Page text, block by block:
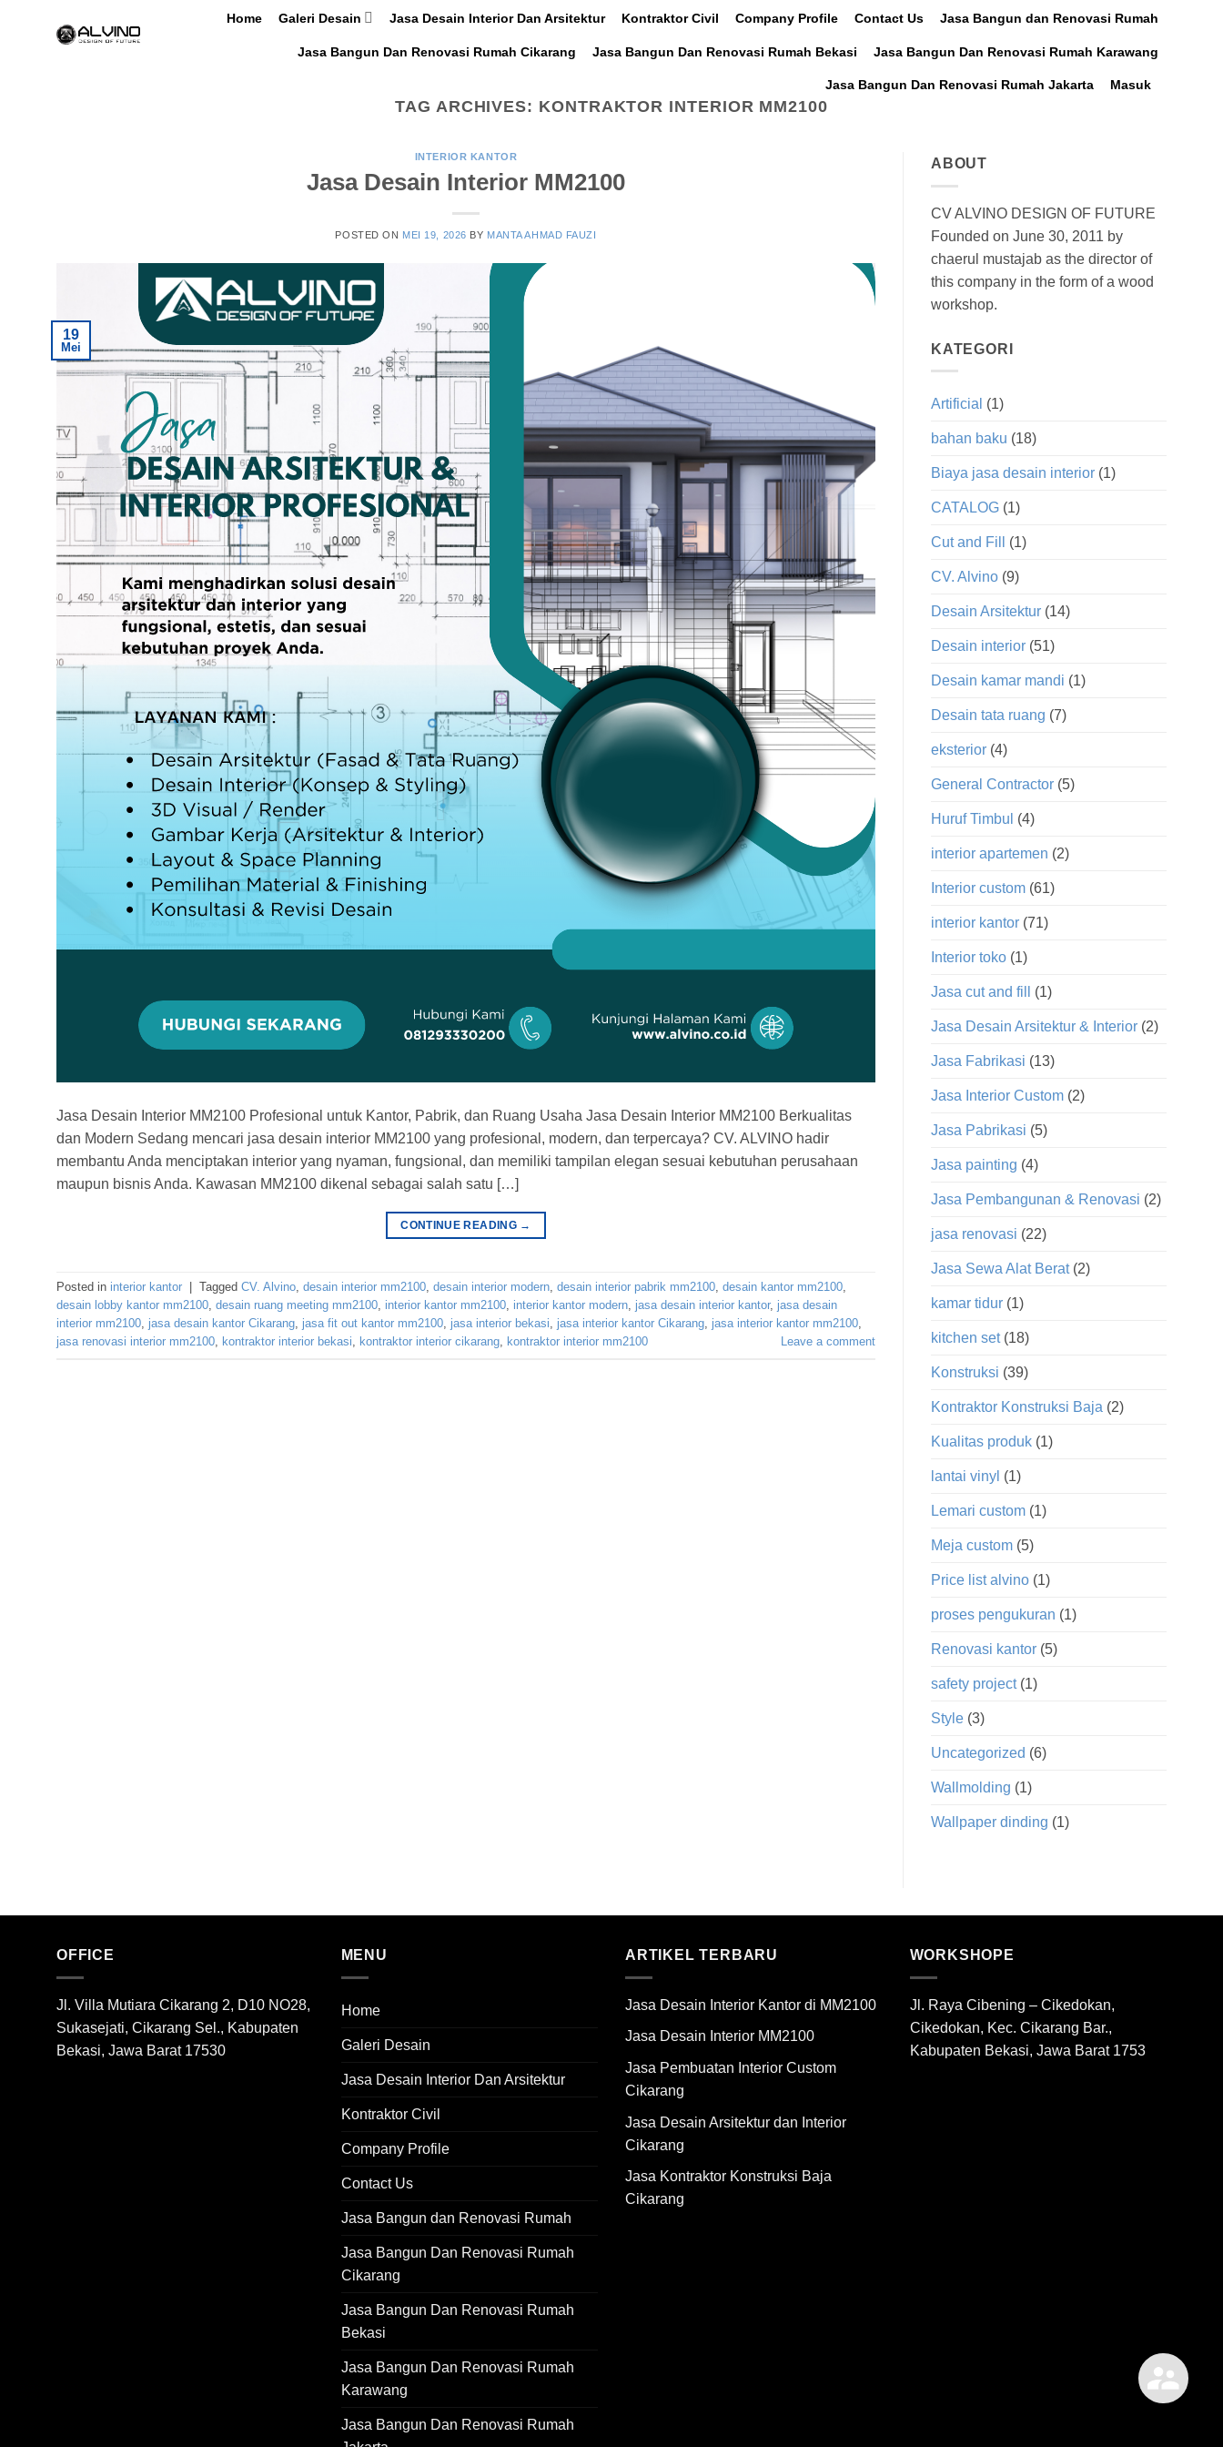
Home Galeri Desain Jasa Desain Interior Dan Arsitektur Kontraktor Civil Company Profile Contact Us Jasa Bangun dan Renovasi Rumah
Jasa Bangun Dan Renovasi Rumah Cikarang Jasa Bangun Dan Renovasi Rumah Bekasi Jasa Bangun Dan Renovasi Rumah Karawang
Jasa Bangun Dan Renovasi Rumah Jakarta Masuk
TAG ARCHIVES: KONTRAKTOR INTERIOR MM2100
INTERIOR KANTOR
Jasa Desain Interior MM2100
POSTED ON MEI 19, 2026 BY MANTA AHMAD FAUZI
19
Mei
Jasa Desain Interior MM2100 Profesional untuk Kantor, Pabrik, dan Ruang Usaha Jasa Desain Interior MM2100 Berkualitas
dan Modern Sedang mencari jasa desain interior MM2100 yang profesional, modern, dan terpercaya? CV. ALVINO hadir
membantu Anda menciptakan interior yang nyaman, fungsional, dan memiliki tampilan elegan sesuai kebutuhan perusahaan
maupun bisnis Anda. Kawasan MM2100 dikenal sebagai salah satu […]
CONTINUE READING →
Posted in interior kantor Tagged CV. Alvino, desain interior mm2100, desain interior modern, desain interior pabrik mm2100, desain kantor mm2100,
desain lobby kantor mm2100, desain ruang meeting mm2100, interior kantor mm2100, interior kantor modern, jasa desain interior kantor, jasa desain
interior mm2100, jasa desain kantor Cikarang, jasa fit out kantor mm2100, jasa interior bekasi, jasa interior kantor Cikarang, jasa interior kantor mm2100,
jasa renovasi interior mm2100, kontraktor interior bekasi, kontraktor interior cikarang, kontraktor interior mm2100 Leave a comment
ABOUT
CV ALVINO DESIGN OF FUTURE
Founded on June 30, 2011 by
chaerul mustajab as the director of
this company in the form of a wood
workshop.
KATEGORI
Artificial (1)
bahan baku (18)
Biaya jasa desain interior (1)
CATALOG (1)
Cut and Fill (1)
CV. Alvino (9)
Desain Arsitektur (14)
Desain interior (51)
Desain kamar mandi (1)
Desain tata ruang (7)
eksterior (4)
General Contractor (5)
Huruf Timbul (4)
interior apartemen (2)
Interior custom (61)
interior kantor (71)
Interior toko (1)
Jasa cut and fill (1)
Jasa Desain Arsitektur & Interior (2)
Jasa Fabrikasi (13)
Jasa Interior Custom (2)
Jasa Pabrikasi (5)
Jasa painting (4)
Jasa Pembangunan & Renovasi (2)
jasa renovasi (22)
Jasa Sewa Alat Berat(2)
kamar tidur (1)
kitchen set(18)
Konstruksi (39)
Kontraktor Konstruksi Baja (2)
Kualitas produk (1)
lantai vinyl (1)
Lemari custom (1)
Meja custom (5)
Price list alvino (1)
proses pengukuran (1)
Renovasi kantor (5)
safety project(1)
Style (3)
Uncategorized (6)
Wallmolding (1)
Wallpaper dinding (1)
OFFICE
Jl. Villa Mutiara Cikarang 2, D10 NO28,
Sukasejati, Cikarang Sel., Kabupaten
Bekasi, Jawa Barat 17530
MENU
Home
Galeri Desain
Jasa Desain Interior Dan Arsitektur
Kontraktor Civil
Company Profile
Contact Us
Jasa Bangun dan Renovasi Rumah
Jasa Bangun Dan Renovasi Rumah
Cikarang
Jasa Bangun Dan Renovasi Rumah
Bekasi
Jasa Bangun Dan Renovasi Rumah
Karawang
Jasa Bangun Dan Renovasi Rumah
ARTIKEL TERBARU
Jasa Desain Interior Kantor di MM2100
Jasa Desain Interior MM2100
Jasa Pembuatan Interior Custom
Cikarang
Jasa Desain Arsitektur dan Interior
Cikarang
Jasa Kontraktor Konstruksi Baja
Cikarang
WORKSHOPE
Jl. Raya Cibening – Cikedokan,
Cikedokan, Kec. Cikarang Bar.,
Kabupaten Bekasi, Jawa Barat 1753